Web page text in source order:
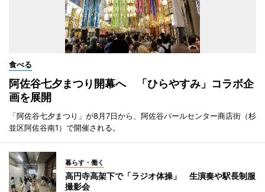
食べる
阿佐谷七夕まつり開幕へ 「ひらやすみ」コラボ企
画を展開
「阿佐谷七夕まつり」が8月7日から、阿佐谷パールセンター商店街（杉
並区阿佐谷南1）で開催される。
暮らす・働く
高円寺高架下で「ラジオ体操」 生演奏や駅長制服
撮影会